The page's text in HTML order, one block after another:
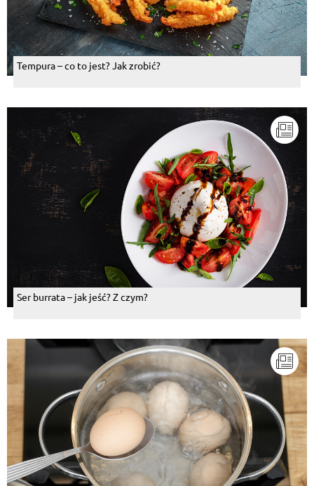
Tempura – co to jest? Jak zrobić?
Ser burrata – jak jeść? Z czym?